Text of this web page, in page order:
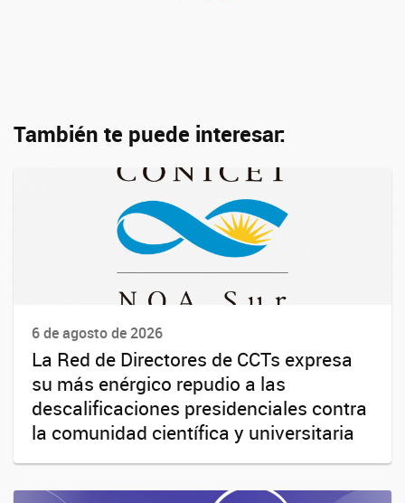
También te puede interesar:
6 de agosto de 2026
La Red de Directores de CCTs expresa
su más enérgico repudio a las
descalificaciones presidenciales contra
la comunidad científica y universitaria